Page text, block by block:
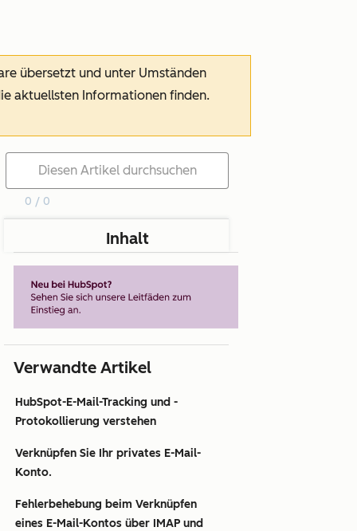
übersetzt und unter Umständen
aktuellsten Informationen finden.
0 / 0
Inhalt
Verwandte Artikel
HubSpot-E-Mail-Tracking und -
Protokollierung verstehen
Verknüpfen Sie Ihr privates E-Mail-
Konto.
Fehlerbehebung beim Verknüpfen
eines E-Mail-Kontos über IMAP und